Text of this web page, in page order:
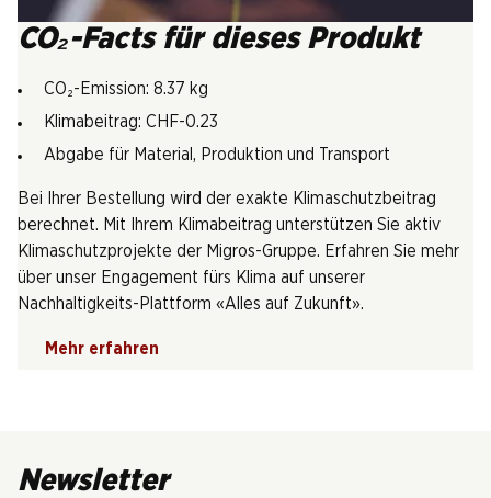
CO₂-Facts für dieses Produkt
CO₂-Emission: 8.37 kg
Klimabeitrag: CHF-0.23
Abgabe für Material, Produktion und Transport
Bei Ihrer Bestellung wird der exakte Klimaschutzbeitrag
berechnet. Mit Ihrem Klimabeitrag unterstützen Sie aktiv
Klimaschutzprojekte der Migros-Gruppe. Erfahren Sie mehr
über unser Engagement fürs Klima auf unserer
Nachhaltigkeits-Plattform «Alles auf Zukunft».
Mehr erfahren
Newsletter